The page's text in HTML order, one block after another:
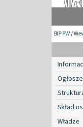
BIP PW/
Skład
Władze